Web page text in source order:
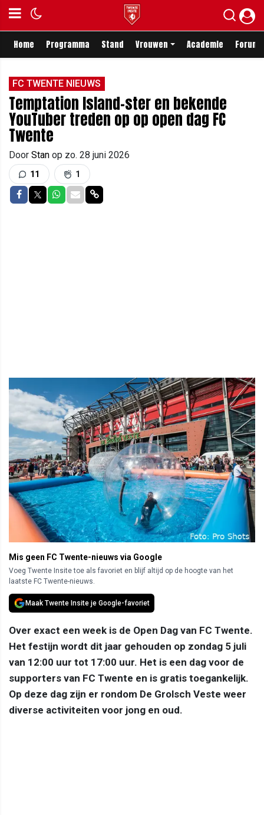
Home Programma Stand Vrouwen Academie Forum
FC TWENTE NIEUWS
Temptation Island-ster en bekende
YouTuber treden op op open dag FC
Twente
Door Stan op zo. 28 juni 2026
11 1
Delen op Facebook
Delen op Twitter
Delen op Whatsapp
Delen via Mail
Delen via link
Mis geen FC Twente-nieuws via Google
Voeg Twente Insite toe als favoriet en blijf altijd op de hoogte van het
laatste FC Twente-nieuws.
Maak Twente Insite je Google-favoriet
Over exact een week is de Open Dag van FC Twente.
Het festijn wordt dit jaar gehouden op zondag 5 juli
van 12:00 uur tot 17:00 uur. Het is een dag voor de
supporters van FC Twente en is gratis toegankelijk.
Op deze dag zijn er rondom De Grolsch Veste weer
diverse activiteiten voor jong en oud.